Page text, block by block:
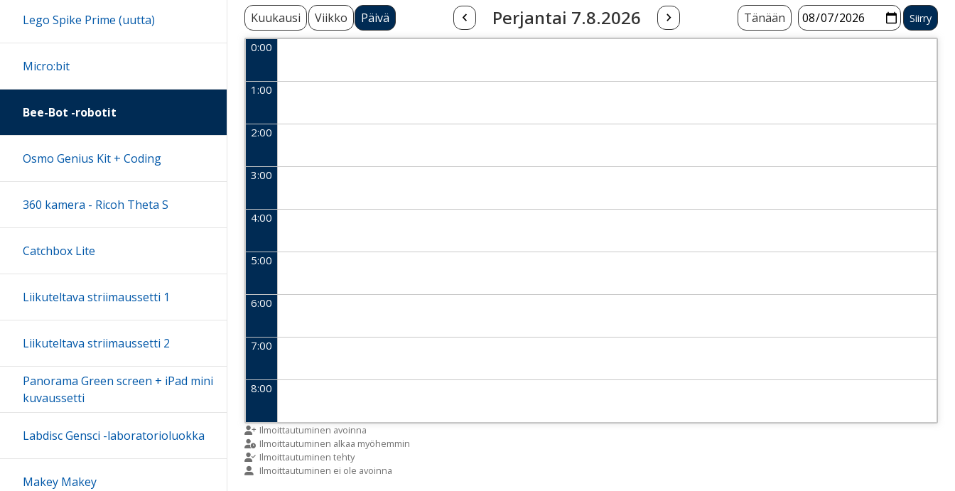
Kuukausi Viikko Päivä Perjantai 7.8.2026 Tänään
0:00
1:00
2:00
3:00
4:00
5:00
6:00
7:00
8:00
9:00
10:00
Ilmoittautuminen avoinna
Ilmoittautuminen alkaa myöhemmin
Ilmoittautuminen tehty
Ilmoittautuminen ei ole avoinna
Lego Spike Prime (uutta)
Micro:bit
Bee-Bot -robotit
Osmo Genius Kit + Coding
360 kamera - Ricoh Theta S
Catchbox Lite
Liikuteltava striimaussetti 1
Liikuteltava striimaussetti 2
Panorama Green screen + iPad mini
kuvaussetti
Labdisc Gensci -laboratorioluokka
Makey Makey